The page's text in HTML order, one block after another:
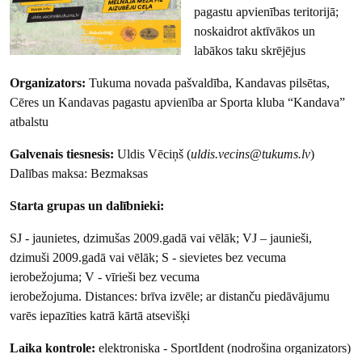
pagastu apvienības teritorijā;
noskaidrot aktīvākos un
labākos taku skrējējus
Organizators: Tukuma novada pašvaldība, Kandavas pilsētas,
Cēres un Kandavas pagastu apvienība ar Sporta kluba “Kandava”
atbalstu
Galvenais tiesnesis: Uldis Vēciņš (uldis.vecins@tukums.lv)
Dalības maksa: Bezmaksas
Starta grupas un dalībnieki:
SJ - jaunietes, dzimušas 2009.gadā vai vēlāk; VJ – jaunieši,
dzimuši 2009.gadā vai vēlāk; S - sievietes bez vecuma
ierobežojuma; V - vīrieši bez vecuma
ierobežojuma. Distances: brīva izvēle; ar distanču piedāvājumu
varēs iepazīties katrā kārtā atsevišķi
Laika kontrole: elektroniska - SportIdent (nodrošina organizators)